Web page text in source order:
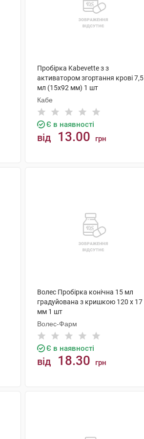
Пробірка Kabevette з з
активатором згортання крові 7,5
мл (15х92 мм) 1 шт
Кабе
Є в наявності
від 13.00 грн
Волес Пробірка конічна 15 мл
градуйована з кришкою 120 х 17
мм 1 шт
Волес-Фарм
Є в наявності
від 18.30 грн